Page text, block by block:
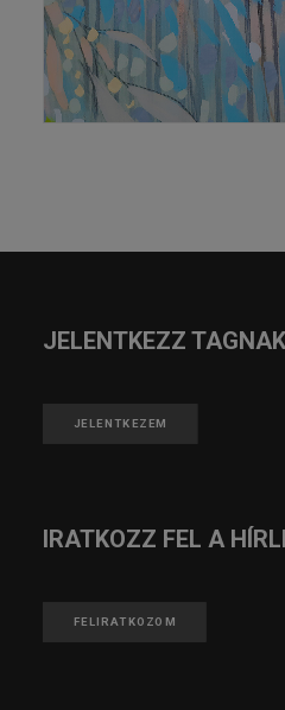
JELENTKEZZ
JELENTKEZEM
IRATKOZZ FEL A
FELIRATKOZOM